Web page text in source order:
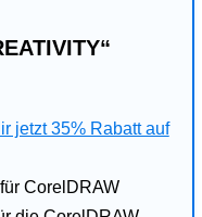
jetzt 35% Rabatt auf
CorelDRAW